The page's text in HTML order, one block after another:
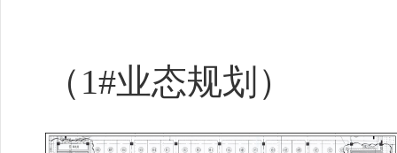
（ 1#业态规划）